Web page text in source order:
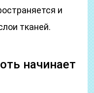
и
тканей.
начинает